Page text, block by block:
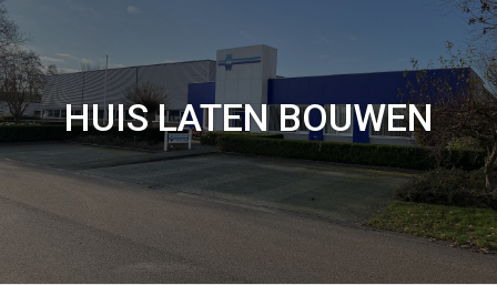
Modellen
Bouwen met HSB
Nieuws
HUIS LATEN BOUWEN